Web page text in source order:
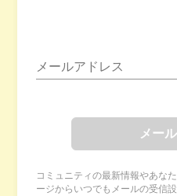
メールアドレス
メー
コミュニティの最新情報やあな
ージからいつでもメールの受信